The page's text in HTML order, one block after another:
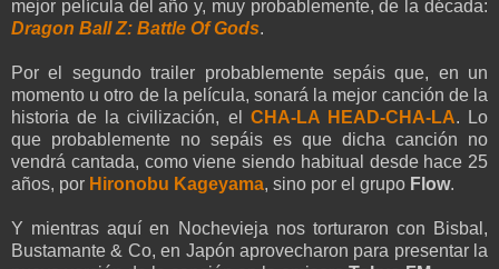
mejor película del año y, muy probablemente, de la década:
Dragon Ball Z: Battle Of Gods.
Por el segundo trailer probablemente sepáis que, en un
momento u otro de la película, sonará la mejor canción de la
historia de la civilización, el CHA-LA HEAD-CHA-LA. Lo
que probablemente no sepáis es que dicha canción no
vendrá cantada, como viene siendo habitual desde hace 25
años, por Hironobu Kageyama, sino por el grupo Flow.
Y mientras aquí en Nochevieja nos torturaron con Bisbal,
Bustamante & Co, en Japón aprovecharon para presentar la